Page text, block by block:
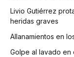
Livio Gutiérrez
heridas graves
Allanamientos en
Golpe al lavado en